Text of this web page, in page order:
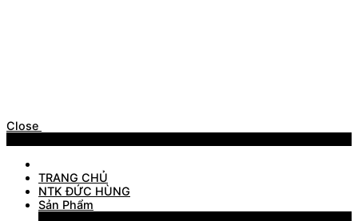
Close
TRANG CHỦ
NTK ĐỨC HÙNG
Sản Phẩm